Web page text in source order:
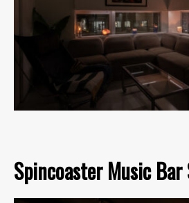
Spincoaster Music